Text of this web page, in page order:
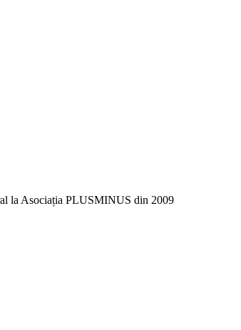
la Asociația PLUSMINUS din 2009